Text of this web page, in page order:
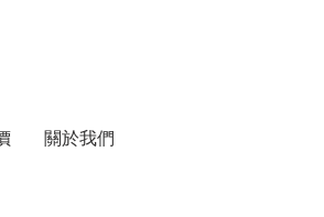
關於我們